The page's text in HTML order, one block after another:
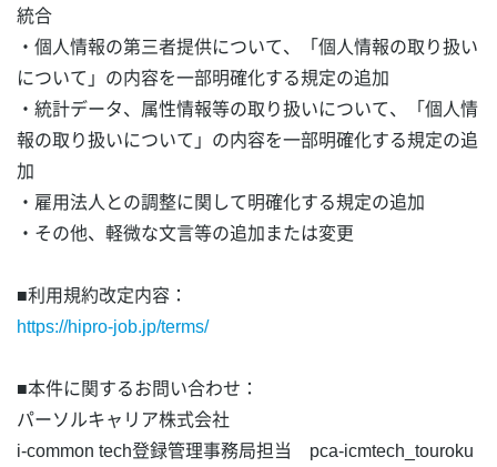
統合
・個人情報の第三者提供について、「個人情報の取り扱い
について」の内容を一部明確化する規定の追加
・統計データ、属性情報等の取り扱いについて、「個人情
報の取り扱いについて」の内容を一部明確化する規定の追
加
・雇用法人との調整に関して明確化する規定の追加
・その他、軽微な文言等の追加または変更
■利用規約改定内容：
https://hipro-job.jp/terms/
■本件に関するお問い合わせ：
パーソルキャリア株式会社
i-common tech登録管理事務局担当 pca-icmtech_touroku